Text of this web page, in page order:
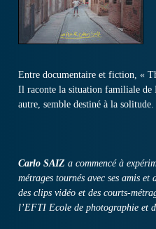
Entre documentaire et fiction, «
Il raconte la situation familiale de
autre, semble destiné à la solitude.
Carlo SAIZ a commencé à
métrages tournés avec ses amis
des clips vidéo et des courts-
l’EFTI Ecole de photographie et